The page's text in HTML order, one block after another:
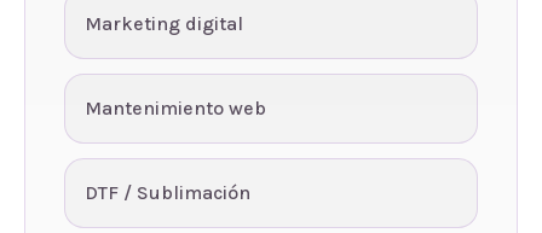
Marketing digital
Mantenimiento web
DTF / Sublimación